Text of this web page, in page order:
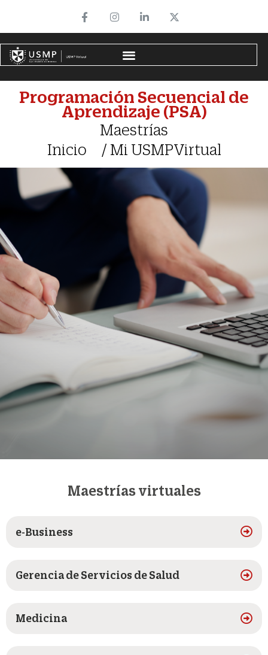
Programación Secuencial de
Aprendizaje (PSA)
Maestrías
Inicio / Mi USMPVirtual
Maestrías virtuales
e-Business
Gerencia de Servicios de Salud
Medicina